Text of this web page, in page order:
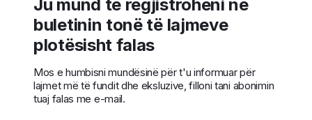
Ju mund të regjistroheni në
buletinin tonë të lajmeve
plotësisht falas
Mos e humbisni mundësinë për t'u informuar për
lajmet më të fundit dhe eksluzive, filloni tani abonimin
tuaj falas me e-mail.